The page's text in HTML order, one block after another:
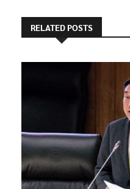
RELATED POSTS